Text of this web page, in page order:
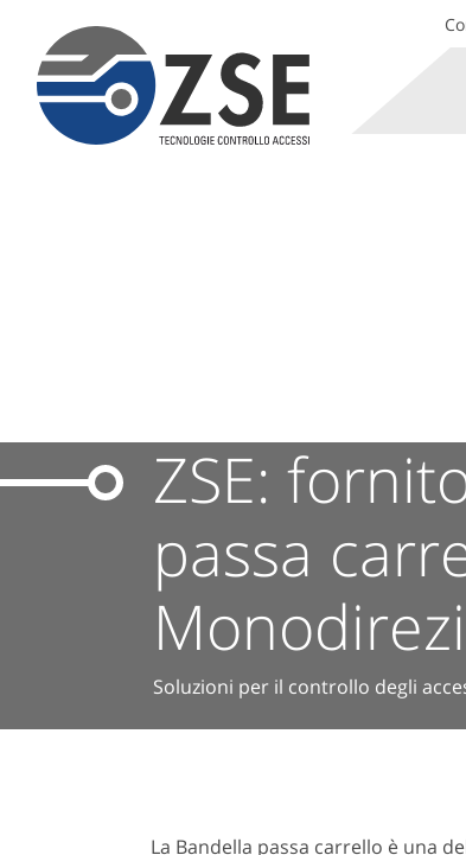
ZSE:
passa
Soluzioni per il controllo degli
La Bandella passa carrello è una